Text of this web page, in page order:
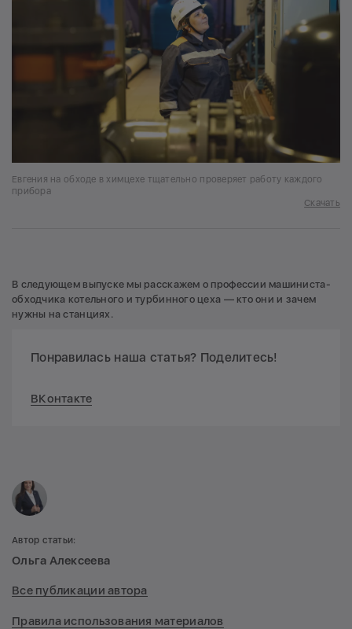
Евгения на обходе в химцехе тщательно проверяет работу каждого
прибора
Скачать
В следующем выпуске мы расскажем о профессии машиниста-
обходчика котельного и турбинного цеха — кто они и зачем
нужны на станциях.
Понравилась наша статья? Поделитесь!
ВКонтакте
Автор статьи:
Ольга Алексеева
Все публикации автора
Правила использования материалов